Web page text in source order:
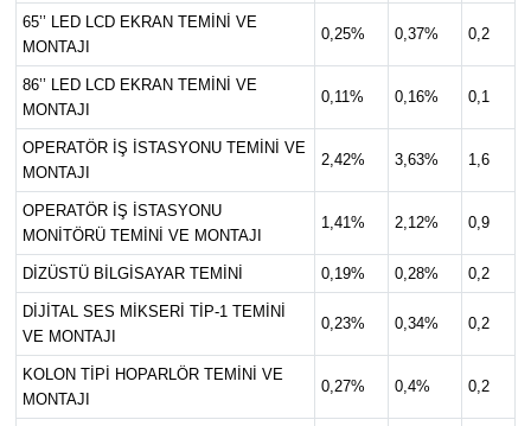
65’’ LED LCD EKRAN TEMİNİ VE
MONTAJI
0,25% 0,37% 0,2
86’’ LED LCD EKRAN TEMİNİ VE
MONTAJI
0,11% 0,16% 0,1
OPERATÖR İŞ İSTASYONU TEMİNİ VE
MONTAJI
2,42% 3,63% 1,6
OPERATÖR İŞ İSTASYONU
MONİTÖRÜ TEMİNİ VE MONTAJI
1,41% 2,12% 0,9
DİZÜSTÜ BİLGİSAYAR TEMİNİ 0,19% 0,28% 0,2
DİJİTAL SES MİKSERİ TİP-1 TEMİNİ
VE MONTAJI
0,23% 0,34% 0,2
KOLON TİPİ HOPARLÖR TEMİNİ VE
MONTAJI
0,27% 0,4% 0,2